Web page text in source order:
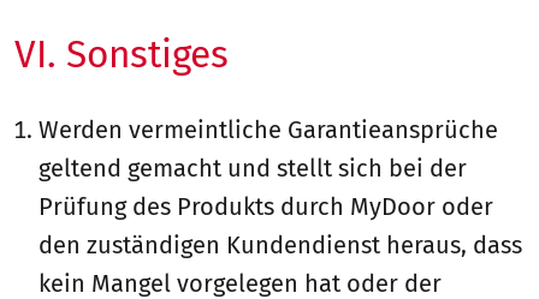
VI. Sonstiges
Werden vermeintliche Garantieansprüche
geltend gemacht und stellt sich bei der
Prüfung des Produkts durch MyDoor oder
den zuständigen Kundendienst heraus, dass
kein Mangel vorgelegen hat oder der